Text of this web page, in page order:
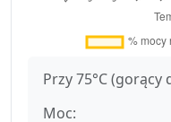
Przy 75°C (gorący
Moc: